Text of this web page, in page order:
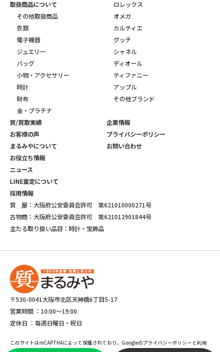
取扱商品について
その他取扱商品
衣類
電子機器
ジュエリー
バッグ
小物・アクセサリー
時計
財布
金・プラチナ
ロレックス
オメガ
カルティエ
グッチ
シャネル
ディオール
ティファニー
アップル
その他ブランド
質/買取実績
お客様の声
まるみやについて
お役立ち情報
ニュース
LINE査定について
採用情報
企業情報
プライバシーポリシー
お問い合わせ
質 屋：大阪府公安委員会許可 第621010000271号
古物商：大阪府公安委員会許可 第621012901844号
主たる取り扱い品目：時計・宝飾品
〒530-0041大阪市北区天神橋6丁目5-17
営業時間 ： 10:00～19:00
定休日 ： 毎週日曜日・祝日
このサイトはreCAPTHAによって保護されており、Googleのプライバシーポリシーと利用